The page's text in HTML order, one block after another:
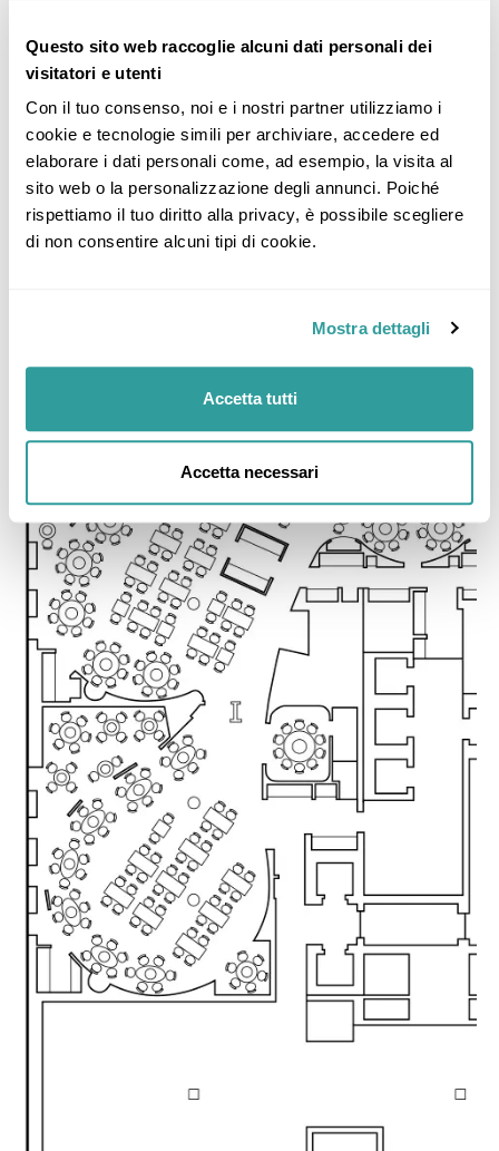
Questo sito web raccoglie alcuni dati personali dei
visitatori e utenti
Con il tuo consenso, noi e i nostri partner utilizziamo i
cookie e tecnologie simili per archiviare, accedere ed
elaborare i dati personali come, ad esempio, la visita al
sito web o la personalizzazione degli annunci. Poiché
rispettiamo il tuo diritto alla privacy, è possibile scegliere
di non consentire alcuni tipi di cookie.
Mostra dettagli
Accetta tutti
Accetta necessari